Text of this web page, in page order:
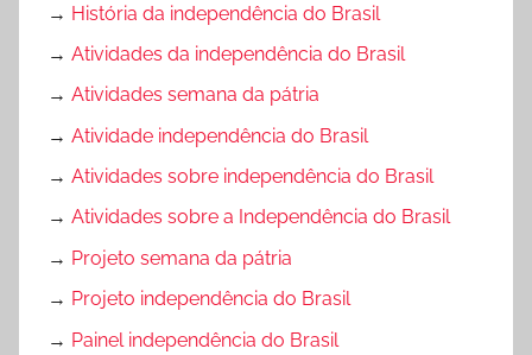
→ História da independência do Brasil
→ Atividades da independência do Brasil
→ Atividades semana da pátria
→ Atividade independência do Brasil
→ Atividades sobre independência do Brasil
→ Atividades sobre a Independência do Brasil
→ Projeto semana da pátria
→ Projeto independência do Brasil
→ Painel independência do Brasil